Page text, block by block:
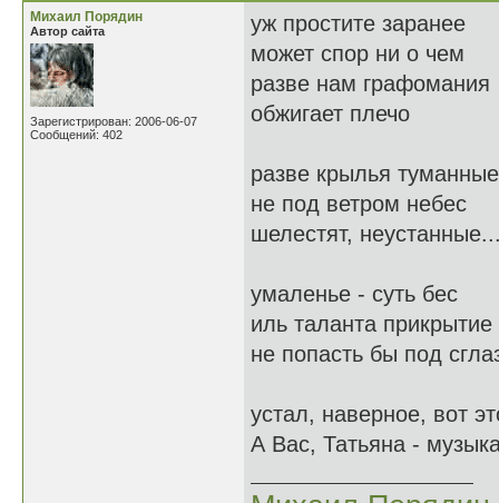
Михаил Порядин
Автор сайта
Зарегистрирован: 2006-06-07
Сообщений: 402
уж простите заранее
может спор ни о чем
разве нам графомания
обжигает плечо
разве крылья туманные
не под ветром небес
шелестят,
умаленье - суть бес
иль таланта прикрытие
не попасть бы под
устал, наверное, вот
А Вас, Татьяна -